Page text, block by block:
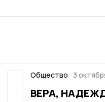
Общество 3
ВЕРА,